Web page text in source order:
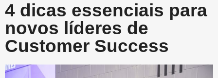
4 dicas essenciais para
novos líderes de
Customer Success